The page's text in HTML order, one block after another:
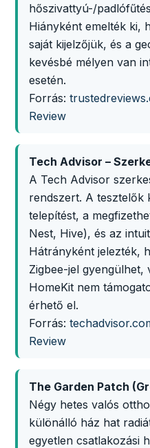
hőszivattyú-/
Hiányként emelték ki,
saját kijelzőjük, és a
kevésbé mélyen van
esetén.
Forrás:
Review
Tech Advisor –
A Tech Advisor
rendszert. A tesztelők
telepítést, a
Nest, Hive), és az
Hátrányként jelezték,
Zigbee-jel gyengülhet,
HomeKit nem
érhető el.
Forrás:
Review
The Garden Patch
Négy hetes valós
különálló ház hat
egyetlen csatlakozási